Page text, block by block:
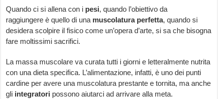
Quando ci si allena con i pesi, quando l’obiettivo da
raggiungere è quello di una muscolatura perfetta, quando si
desidera scolpire il fisico come un’opera d’arte, si sa che bisogna
fare moltissimi sacrifici.
La massa muscolare va curata tutti i giorni e letteralmente nutrita
con una dieta specifica. L’alimentazione, infatti, è uno dei punti
cardine per avere una muscolatura prestante e tornita, ma anche
gli integratori possono aiutarci ad arrivare alla meta.